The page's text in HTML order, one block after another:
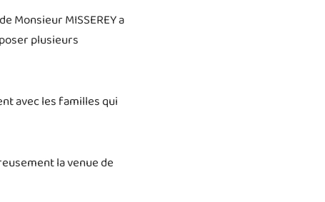
Monsieur MISSEREY a
plusieurs
avec les familles qui
la venue de